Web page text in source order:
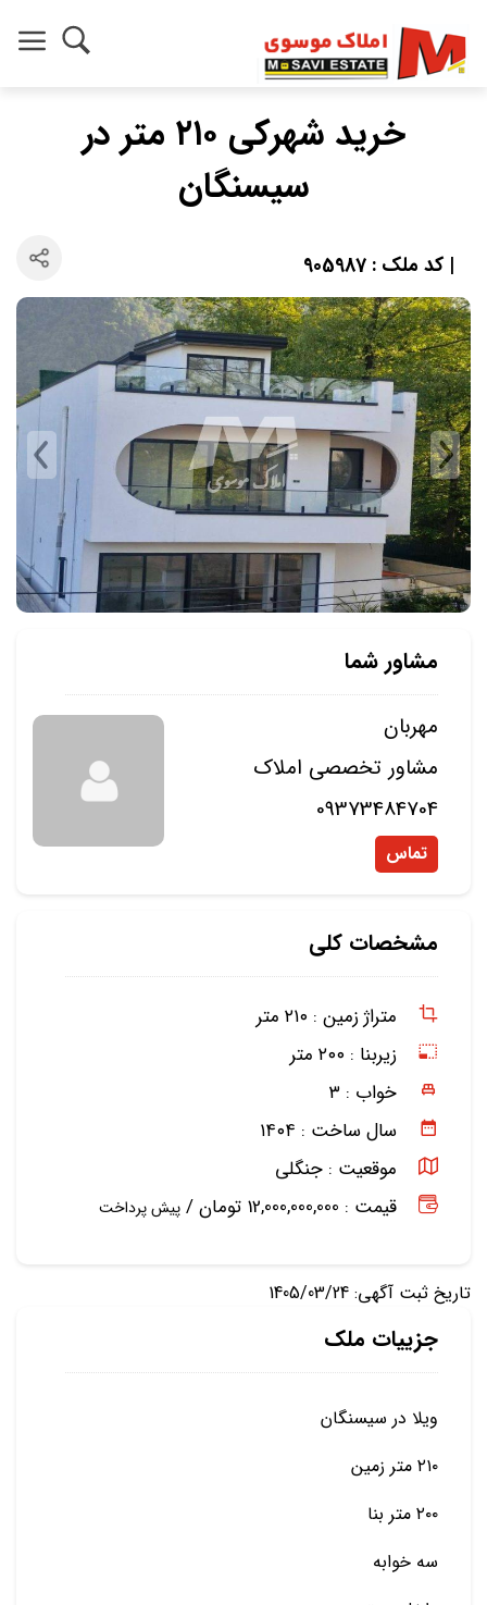
خرید شهرکی ۲۱۰ متر در
سیسنگان
| کد ملک : 905987
مشاور شما
مهربان
مشاور تخصصی املاک
09373484704
تماس
مشخصات کلی
متراژ زمین : ۲۱۰ متر
زیربنا : ۲۰۰ متر
خواب : ۳
سال ساخت : ۱۴۰۴
موقعیت : جنگلی
قیمت : 12,000,000,000 تومان /
پیش پرداخت
تاریخ ثبت آگهی: 1405/03/24
جزییات ملک
ویلا در سیسنگان
۲۱۰ متر زمین
۲۰۰ متر بنا
سه خوابه